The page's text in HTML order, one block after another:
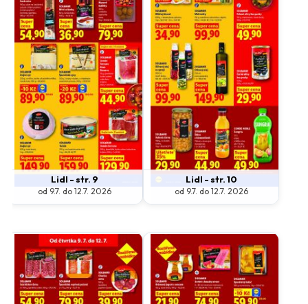
Lidl - str. 9
od 9.7. do 12.7. 2026
Lidl - str. 10
od 9.7. do 12.7. 2026